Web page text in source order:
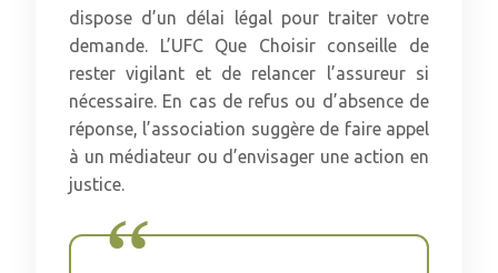
dispose d’un délai légal pour traiter votre
demande. L’UFC Que Choisir conseille de
rester vigilant et de relancer l’assureur si
nécessaire. En cas de refus ou d’absence de
réponse, l’association suggère de faire appel
à un médiateur ou d’envisager une action en
justice.